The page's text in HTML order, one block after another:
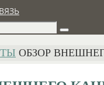
Поиск
ОБЗОР